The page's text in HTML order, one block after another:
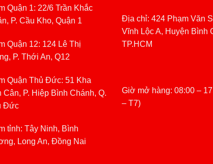
Quận 1: 22/6 Trần Khắc
P. Cầu Kho, Quận 1
Quận 12: 124 Lê Thị
P. Thới An, Q12
Quận Thủ Đức: 51 Kha
Cân, P. Hiệp Bình Chánh, Q.
Đức
tỉnh: Tây Ninh, Bình
Long An, Đồng Nai
Địa chỉ: 424 Phạm Văn
Vĩnh Lộc A, Huyện Bình
TP.HCM
Giờ mở hàng: 08:00 –
– T7)